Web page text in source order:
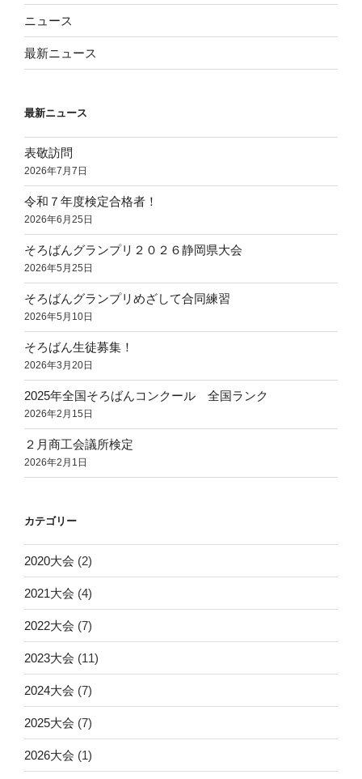
ニュース
最新ニュース
最新ニュース
表敬訪問
2026年7月7日
令和７年度検定合格者！
2026年6月25日
そろばんグランプリ２０２６静岡県大会
2026年5月25日
そろばんグランプリめざして合同練習
2026年5月10日
そろばん生徒募集！
2026年3月20日
2025年全国そろばんコンクール 全国ランク
2026年2月15日
２月商工会議所検定
2026年2月1日
カテゴリー
2020大会 (2)
2021大会 (4)
2022大会 (7)
2023大会 (11)
2024大会 (7)
2025大会 (7)
2026大会 (1)